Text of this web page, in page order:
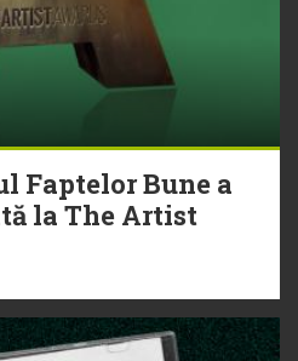
Faptelor Bune a
la The Artist